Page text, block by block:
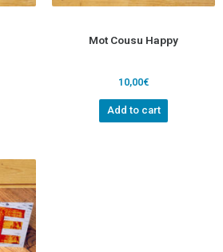
Mot Cousu Happy
10,00€
Add to cart